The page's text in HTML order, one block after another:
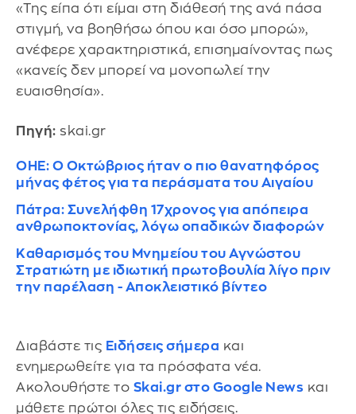
«Της είπα ότι είμαι στη διάθεσή της ανά πάσα
στιγμή, να βοηθήσω όπου και όσο μπορώ»,
ανέφερε χαρακτηριστικά, επισημαίνοντας πως
«κανείς δεν μπορεί να μονοπωλεί την
ευαισθησία».
Πηγή: skai.gr
ΟΗΕ: Ο Οκτώβριος ήταν ο πιο θανατηφόρος
μήνας φέτος για τα περάσματα του Αιγαίου
Πάτρα: Συνελήφθη 17χρονος για απόπειρα
ανθρωποκτονίας, λόγω οπαδικών διαφορών
Καθαρισμός του Μνημείου του Αγνώστου
Στρατιώτη με ιδιωτική πρωτοβουλία λίγο πριν
την παρέλαση - Αποκλειστικό βίντεο
Διαβάστε τις Ειδήσεις σήμερα και
ενημερωθείτε για τα πρόσφατα νέα.
Ακολουθήστε το Skai.gr στο Google News και
μάθετε πρώτοι όλες τις ειδήσεις.